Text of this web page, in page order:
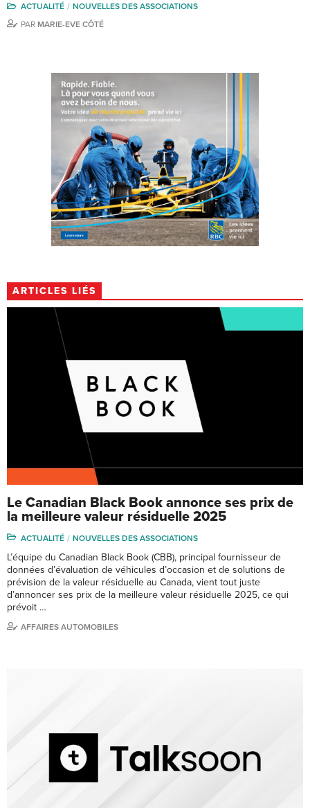
ACTUALITÉ
NOUVELLES DES ASSOCIATIONS
PAR MARIE-EVE CÔTÉ
ARTICLES LIÉS
Le Canadian Black Book annonce ses prix de
la meilleure valeur résiduelle 2025
ACTUALITÉ NOUVELLES DES ASSOCIATIONS
L’équipe du Canadian Black Book (CBB), principal fournisseur de
données d’évaluation de véhicules d’occasion et de solutions de
prévision de la valeur résiduelle au Canada, vient tout juste
d’annoncer ses prix de la meilleure valeur résiduelle 2025, ce qui
prévoit …
AFFAIRES AUTOMOBILES